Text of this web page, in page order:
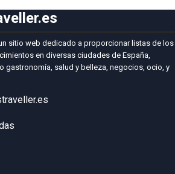
sitio web dedicado a proporcionar listas de los
en diversas ciudades de España,
gastronomía, salud y belleza, negocios, ocio, y